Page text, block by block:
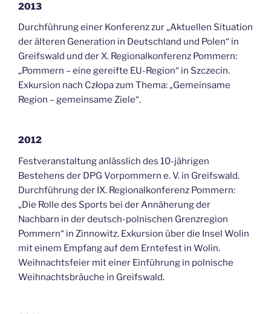
2013
Durchführung einer Konferenz zur „Aktuellen Situation
der älteren Generation in Deutschland und Polen“ in
Greifswald und der X. Regionalkonferenz Pommern:
„Pommern – eine gereifte EU-Region“ in Szczecin.
Exkursion nach Człopa zum Thema: „Gemeinsame
Region – gemeinsame Ziele“.
2012
Festveranstaltung anlässlich des 10-jährigen
Bestehens der DPG Vorpommern e. V. in Greifswald.
Durchführung der IX. Regionalkonferenz Pommern:
„Die Rolle des Sports bei der Annäherung der
Nachbarn in der deutsch-polnischen Grenzregion
Pommern“ in Zinnowitz. Exkursion über die Insel Wolin
mit einem Empfang auf dem Erntefest in Wolin.
Weihnachtsfeier mit einer Einführung in polnische
Weihnachtsbräuche in Greifswald.